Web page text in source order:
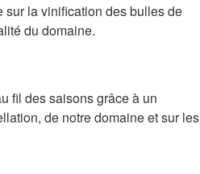
sur la vinification des bulles de
du domaine.
fil des saisons grâce à un
de notre domaine et sur les